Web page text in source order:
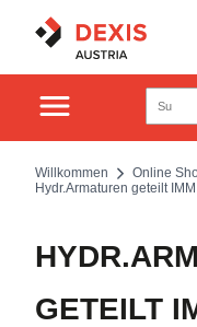
Willkommen Online
Hydr.Armaturen geteilt
GETEILT